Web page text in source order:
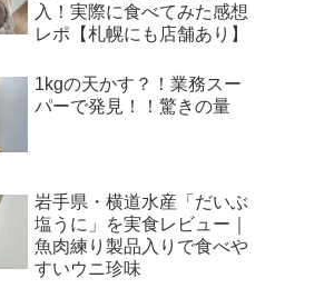
入！実際に食べてみた感想
レポ【札幌にも店舗あり】
1kgの天かす？！業務スー
パーで発見！！驚きの量
岩手県・横道水産「だいぶ
塩うに」を実食レビュー｜
魚肉練り製品入りで食べや
すいウニ珍味